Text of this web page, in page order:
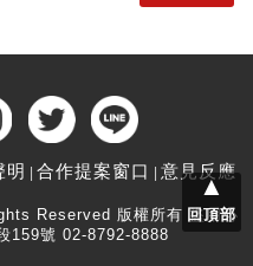
明 合作提案窗口 意見反應
Reserved 版權所有 盜用必
159號 02-8792-8888
▲
回頂部